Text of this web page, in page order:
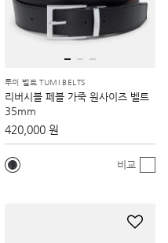
투미 벨트 TUMI BELTS
리버시블 페블 가죽 원사이즈 벨트
35mm
420,000 원
비교